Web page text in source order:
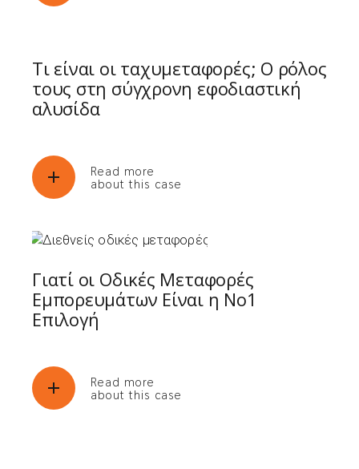
Τι είναι οι ταχυμεταφορές; Ο ρόλος
τους στη σύγχρονη εφοδιαστική
αλυσίδα
Read more
about this case
Γιατί οι Οδικές Μεταφορές
Εμπορευμάτων Είναι η Νο1
Επιλογή
Read more
about this case